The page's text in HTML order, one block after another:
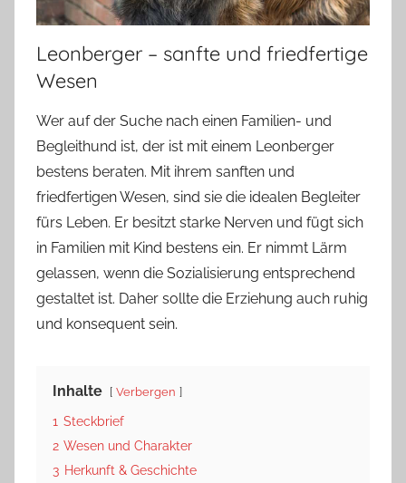
Leonberger – sanfte und friedfertige
Wesen
Wer auf der Suche nach einen Familien- und
Begleithund ist, der ist mit einem Leonberger
bestens beraten. Mit ihrem sanften und
friedfertigen Wesen, sind sie die idealen Begleiter
fürs Leben. Er besitzt starke Nerven und fügt sich
in Familien mit Kind bestens ein. Er nimmt Lärm
gelassen, wenn die Sozialisierung entsprechend
gestaltet ist. Daher sollte die Erziehung auch ruhig
und konsequent sein.
Inhalte Verbergen
1 Steckbrief
2 Wesen und Charakter
3 Herkunft & Geschichte